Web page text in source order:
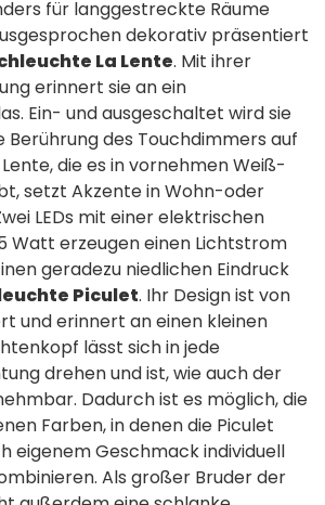
für langgestreckte Räume
dekorativ präsentiert
La Lente. Mit ihrer
erinnert sie an ein
Ein- und ausgeschaltet wird sie
Berührung des Touchdimmers auf
die es in vornehmen Weiß-
setzt Akzente in Wohn-oder
LEDs mit einer elektrischen
Watt erzeugen einen Lichtstrom
geradezu niedlichen Eindruck
Piculet. Ihr Design ist von
und erinnert an einen kleinen
lässt sich in jede
drehen und ist, wie auch der
Dadurch ist es möglich, die
Farben, in denen die Piculet
eigenem Geschmack individuell
Als großer Bruder der